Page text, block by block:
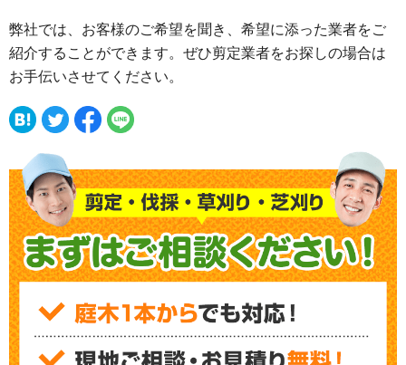
弊社では、お客様のご希望を聞き、希望に添った業者をご
紹介することができます。ぜひ剪定業者をお探しの場合は
お手伝いさせてください。